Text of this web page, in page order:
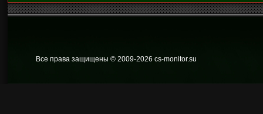
Все права защищены © 2009-2026 cs-monitor.su